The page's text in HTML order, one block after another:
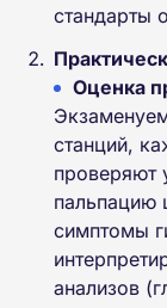
стандарты
Оценка
станций,
проверяют
пальпацию
симптомы
анализов